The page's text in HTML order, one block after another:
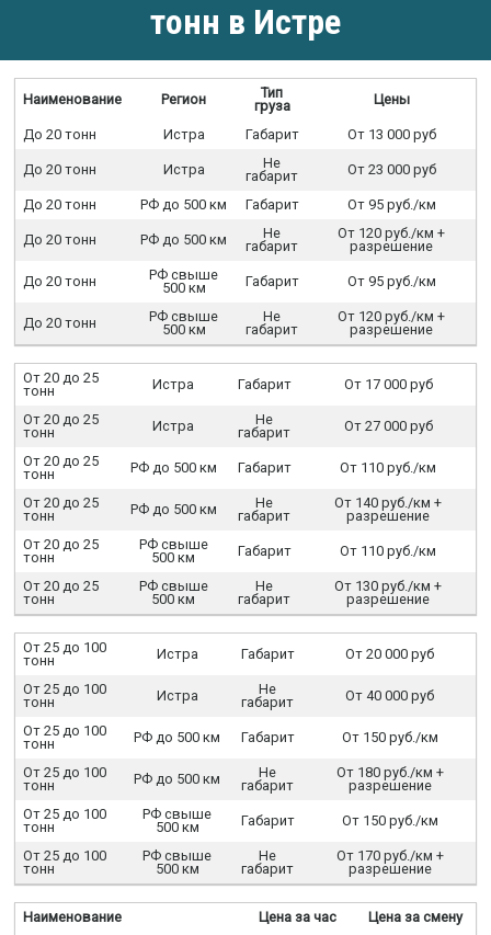
тонн в Истре
Наименование Регион
Тип
груза
Цены
До 20 тонн Истра Габарит От 13 000 руб
До 20 тонн Истра
Не
габарит
От 23 000 руб
До 20 тонн РФ до 500 км Габарит От 95 руб./км
До 20 тонн РФ до 500 км
Не
габарит
От 120 руб./км +
разрешение
До 20 тонн
РФ свыше
500 км
Габарит От 95 руб./км
До 20 тонн
РФ свыше
500 км
Не
габарит
От 120 руб./км +
разрешение
От 20 до 25
тонн
Истра Габарит От 17 000 руб
От 20 до 25
тонн
Истра
Не
габарит
От 27 000 руб
От 20 до 25
тонн
РФ до 500 км Габарит От 110 руб./км
От 20 до 25
тонн
РФ до 500 км
Не
габарит
От 140 руб./км +
разрешение
От 20 до 25
тонн
РФ свыше
500 км
Габарит От 110 руб./км
От 20 до 25
тонн
РФ свыше
500 км
Не
габарит
От 130 руб./км +
разрешение
От 25 до 100
тонн
Истра Габарит От 20 000 руб
От 25 до 100
тонн
Истра
Не
габарит
От 40 000 руб
От 25 до 100
тонн
РФ до 500 км Габарит От 150 руб./км
От 25 до 100
тонн
РФ до 500 км
Не
габарит
От 180 руб./км +
разрешение
От 25 до 100
тонн
РФ свыше
500 км
Габарит От 150 руб./км
От 25 до 100
тонн
РФ свыше
500 км
Не
габарит
От 170 руб./км +
разрешение
Наименование Цена за час Цена за смену